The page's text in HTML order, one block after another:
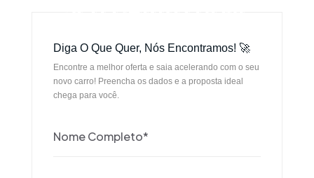
Diga O Que Quer, Nós Encontramos! 🚀
Encontre a melhor oferta e saia acelerando com o seu
novo carro! Preencha os dados e a proposta ideal
chega para você.